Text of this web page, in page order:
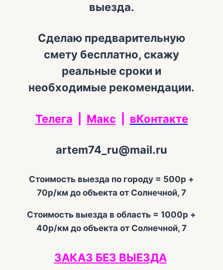
выезда.
Сделаю предварительную
смету бесплатно, скажу
реальные сроки и
необходимые рекомендации.
Телега Макс вКонтакте
artem74_ru@mail.ru
Стоимость выезда по городу = 500р +
70р/км до объекта от Солнечной, 7
Стоимость выезда в область = 1000р +
40р/км до объекта от Солнечной, 7
ЗАКАЗ БЕЗ ВЫЕЗДА